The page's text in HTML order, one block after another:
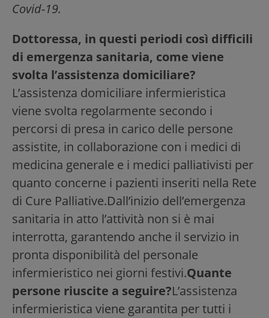
Covid-19.
Dottoressa, in questi periodi così difficili
di emergenza sanitaria, come viene
svolta l’assistenza domiciliare?
L’assistenza domiciliare infermieristica
viene svolta regolarmente secondo i
percorsi di presa in carico delle persone
assistite, in collaborazione con i medici di
medicina generale e i medici palliativisti per
quanto concerne i pazienti inseriti nella Rete
di Cure Palliative.Dall’inizio dell’emergenza
sanitaria in atto l’attività non si è mai
interrotta, garantendo anche il servizio in
pronta disponibilità del personale
infermieristico nei giorni festivi.Quante
persone riuscite a seguire?L’assistenza
infermieristica viene garantita per tutti i